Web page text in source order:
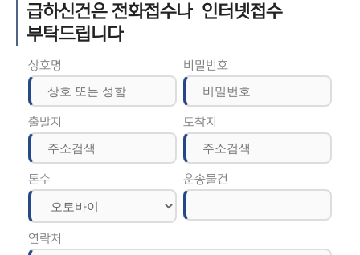
급하신건은 전화접수나 인터넷접수
부탁드립니다
상호명 비밀번호
출발지 도착지
톤수 운송물건
연락처